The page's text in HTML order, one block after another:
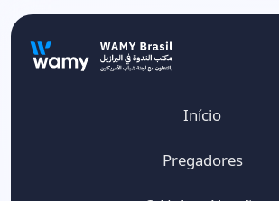
Início
Pregadores